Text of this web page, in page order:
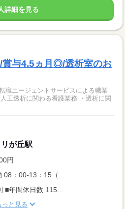
詳細を見る
賞与4.5ヵ月◎/透析室のお
職エージェントサービスによる職業
工透析に関わる看護業務 ・透析に関
が丘駅
円
：00-13：15（...
■年間休日数 115...
っと見る